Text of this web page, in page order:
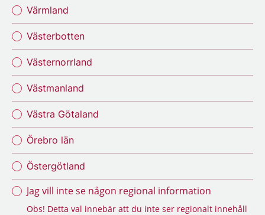
Värmland
Västerbotten
Västernorrland
Västmanland
Västra Götaland
Örebro län
Östergötland
Jag vill inte se någon regional information
Obs! Detta val innebär att du inte ser regionalt innehåll